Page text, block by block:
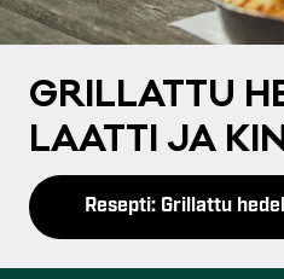
GRIL­LAT­TU
LAAT­TI JA
Resepti: Grillattu